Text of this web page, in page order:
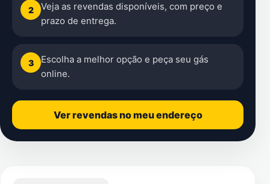
2
Veja as revendas disponíveis, com preço e
prazo de entrega.
3
Escolha a melhor opção e peça seu gás
online.
Ver revendas no meu endereço